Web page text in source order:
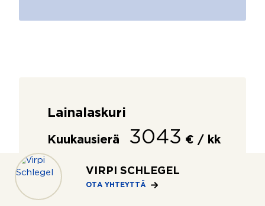
VIRPI SCHLEGEL
OTA YHTEYTTÄ
Lainalaskuri
Kuukausierä 3043 € / kk
–
Asunnon velaton hinta